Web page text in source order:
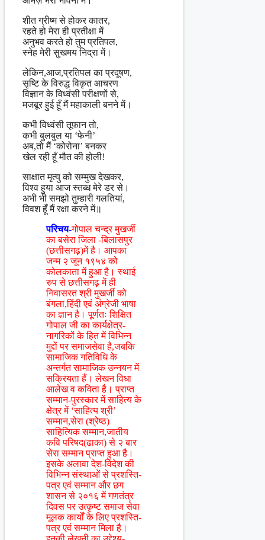
शीत ग्रीष्म से होकर कातर,
रहते हो मेरा ही प्रतीक्षा में
अनुभव करते हो तुम प्रतिपल,
स्नेह मेरी सुखमय निद्रा में।
लेकिन,आज,प्रतिपल का प्रदूषण,
सृष्टि के विरुद्ध विकृत आचरण
विज्ञान के विध्वंसी परीक्षणों से,
मजबूर हुई हूँ मैं महाकाली बनने में।
कभी विध्वंसी तूफान तो,
कभी बुलबुल या ‘फेनी’
अब,तो मैं ‘कोरोना’ बनकर
खेल रही हूँ मौत की होली!
साक्षात मृत्यु को सम्मुख देखकर,
विश्व हुया आज स्तब्ध मेरे डर से।
अभी भी समझो तुम्हारी गलतियां,
विवश हूँ मैं रक्षा करने में॥
परिचय-गोपाल चन्द्र मुखर्जी
का बसेरा जिला -बिलासपुर
(छत्तीसगढ़)में है। आपका
जन्म २ जून १९५४ को
कोलकाता में हुआ है। स्थाई
रुप से छत्तीसगढ़ में ही
निवासरत श्री मुखर्जी को
बंगला,हिंदी एवं अंग्रेजी भाषा
का ज्ञान है। पूर्णतः शिक्षित
गोपाल जी का कार्यक्षेत्र-
नागरिकों के हित में विभिन्न
मुद्दों पर समाजसेवा है,जबकि
सामाजिक गतिविधि के
अन्तर्गत सामाजिक उन्नयन में
सक्रियता हैं। लेखन विधा
आलेख व कविता है। प्राप्त
सम्मान-पुरस्कार में साहित्य के
क्षेत्र में ‘साहित्य श्री’
सम्मान,सेरा (श्रेष्ठ)
साहित्यिक सम्मान,जातीय
कवि परिषद(ढाका) से २ बार
सेरा सम्मान प्राप्त हुआ है।
इसके अलावा देश-विदेश की
विभिन्न संस्थाओं से प्रशस्ति-
पत्र एवं सम्मान और छग
शासन से २०१६ में गणतंत्र
दिवस पर उत्कृष्ट समाज सेवा
मूलक कार्यों के लिए प्रशस्ति-
पत्र एवं सम्मान मिला है।